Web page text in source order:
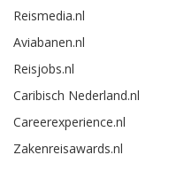
Reismedia.nl
Aviabanen.nl
Reisjobs.nl
Caribisch Nederland.nl
Careerexperience.nl
Zakenreisawards.nl